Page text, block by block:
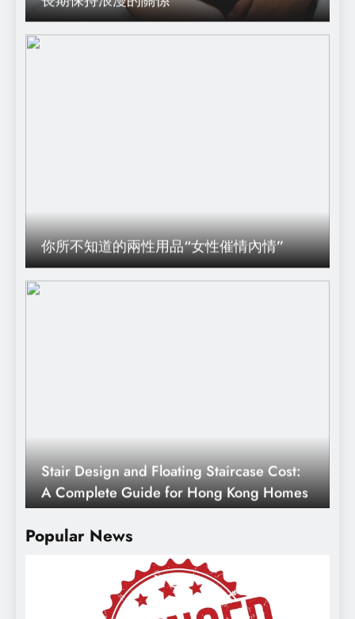
Popular News
你所不知道的兩性用品“女性催情內情”
Stair Design and Floating Staircase Cost:
A Complete Guide for Hong Kong Homes